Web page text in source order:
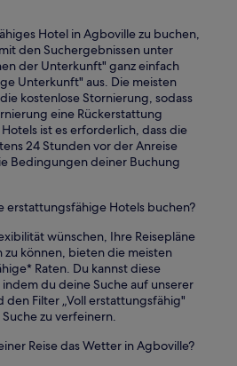
Hotel in Agboville zu buchen,
den Suchergebnissen unter
der Unterkunft" ganz einfach
Unterkunft" aus. Die meisten
kostenlose Stornierung, sodass
eine Rückerstattung
ist es erforderlich, dass die
24 Stunden vor der Anreise
Bedingungen deiner Buchung
erstattungsfähige Hotels buchen?
wünschen, Ihre Reisepläne
können, bieten die meisten
Raten. Du kannst diese
du deine Suche auf unserer
den Filter „Voll erstattungsfähig"
zu verfeinern.
Reise das Wetter in Agboville?